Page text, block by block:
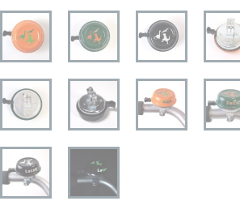
Mein Konto